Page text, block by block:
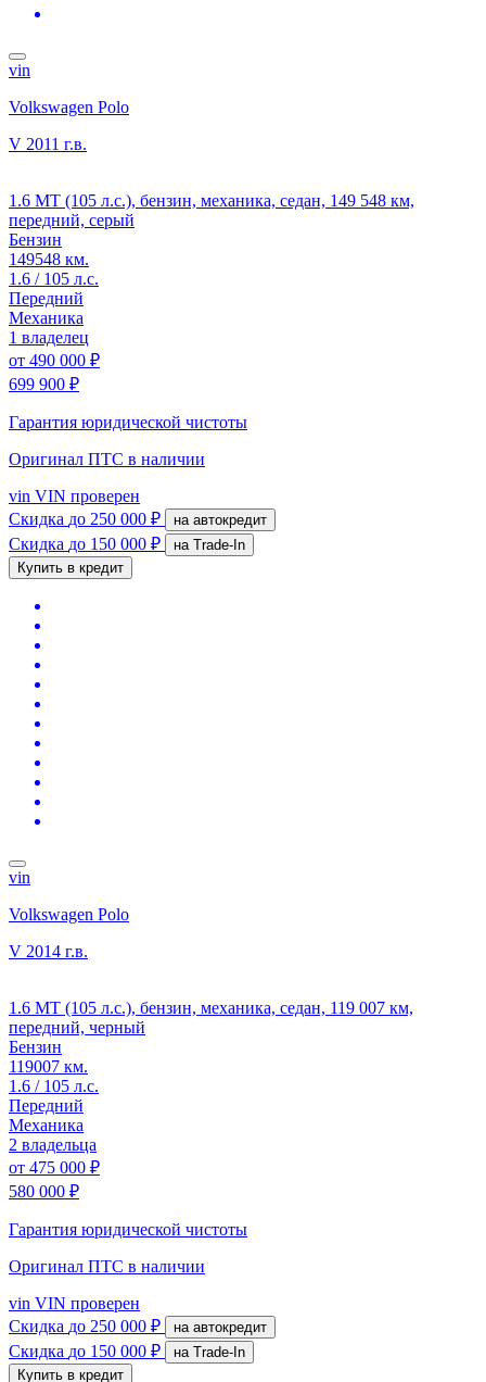
vin
Volkswagen Polo
V 2011 г.в.
1.6 MT (105 л.с.), бензин, механика, седан, 149 548 км,
передний, серый
Бензин
149548 км.
1.6 / 105 л.с.
Передний
Механика
1 владелец
от 490 000 ₽
699 900 ₽
Гарантия юридической чистоты
Оригинал ПТС в наличии
vin VIN проверен
Скидка до 250 000 ₽ на автокредит
Скидка до 150 000 ₽
на Trade-In
Купить в кредит
vin
Volkswagen Polo
V 2014 г.в.
1.6 MT (105 л.с.), бензин, механика, седан, 119 007 км,
передний, черный
Бензин
119007 км.
1.6 / 105 л.с.
Передний
Механика
2 владельца
от 475 000 ₽
580 000 ₽
Гарантия юридической чистоты
Оригинал ПТС в наличии
vin VIN проверен
Скидка до 250 000 ₽ на автокредит
Скидка до 150 000 ₽
на Trade-In
Купить в кредит